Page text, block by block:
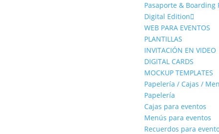
Pasaporte & Boarding
Digital Edition
WEB PARA EVENTOS
PLANTILLAS
INVITACIÓN EN VIDEO
DIGITAL CARDS
MOCKUP TEMPLATES
Papelería / Cajas /
Papelería
Cajas para eventos
Menús para eventos
Recuerdos para